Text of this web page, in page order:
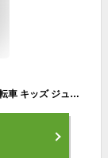
インダストリアル INDUSTRIAL ヘルメット 子供 自転車 キッズ ジュニア 小学生 幼児 大人用 軽量 おしゃれ スケボー スノーボード ストライダー ランニングバイク ピンク グリーン HELMET